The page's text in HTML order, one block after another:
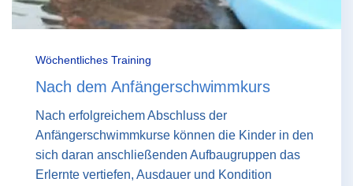
Wöchentliches Training
Nach dem Anfängerschwimmkurs
Nach erfolgreichem Abschluss der
Anfängerschwimmkurse können die Kinder in den
sich daran anschließenden Aufbaugruppen das
Erlernte vertiefen, Ausdauer und Kondition